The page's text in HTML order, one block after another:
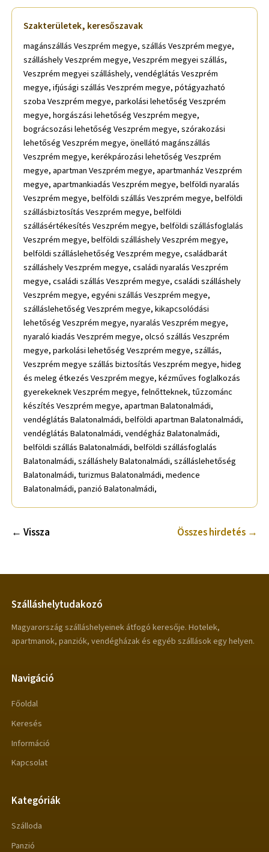
Szakterületek, keresőszavak
magánszállás Veszprém megye, szállás Veszprém megye,
szálláshely Veszprém megye, Veszprém megyei szállás,
Veszprém megyei szálláshely, vendéglátás Veszprém
megye, ifjúsági szállás Veszprém megye, pótágyazható
szoba Veszprém megye, parkolási lehetőség Veszprém
megye, horgászási lehetőség Veszprém megye,
bográcsozási lehetőség Veszprém megye, szórakozási
lehetőség Veszprém megye, önellátó magánszállás
Veszprém megye, kerékpározási lehetőség Veszprém
megye, apartman Veszprém megye, apartmanház Veszprém
megye, apartmankiadás Veszprém megye, belföldi nyaralás
Veszprém megye, belföldi szállás Veszprém megye, belföldi
szállásbiztosítás Veszprém megye, belföldi
szállásértékesítés Veszprém megye, belföldi szállásfoglalás
Veszprém megye, belföldi szálláshely Veszprém megye,
belföldi szálláslehetőség Veszprém megye, családbarát
szálláshely Veszprém megye, családi nyaralás Veszprém
megye, családi szállás Veszprém megye, családi szálláshely
Veszprém megye, egyéni szállás Veszprém megye,
szálláslehetőség Veszprém megye, kikapcsolódási
lehetőség Veszprém megye, nyaralás Veszprém megye,
nyaraló kiadás Veszprém megye, olcsó szállás Veszprém
megye, parkolási lehetőség Veszprém megye, szállás,
Veszprém megye szállás biztosítás Veszprém megye, hideg
és meleg étkezés Veszprém megye, kézműves foglalkozás
gyerekeknek Veszprém megye, felnőtteknek, tűzzománc
készítés Veszprém megye, apartman Balatonalmádi,
vendéglátás Balatonalmádi, belföldi apartman Balatonalmádi,
vendéglátás Balatonalmádi, vendégház Balatonalmádi,
belföldi szállás Balatonalmádi, belföldi szállásfoglalás
Balatonalmádi, szálláshely Balatonalmádi, szálláslehetőség
Balatonalmádi, turizmus Balatonalmádi, medence
Balatonalmádi, panzió Balatonalmádi,
← Vissza Összes hirdetés →
Szálláshelytudakozó
Magyarország szálláshelyeinek átfogó keresője. Hotelek,
apartmanok, panziók, vendégházak és egyéb szállások egy helyen.
Navigáció
Főoldal
Keresés
Információ
Kapcsolat
Kategóriák
Szálloda
Panzió